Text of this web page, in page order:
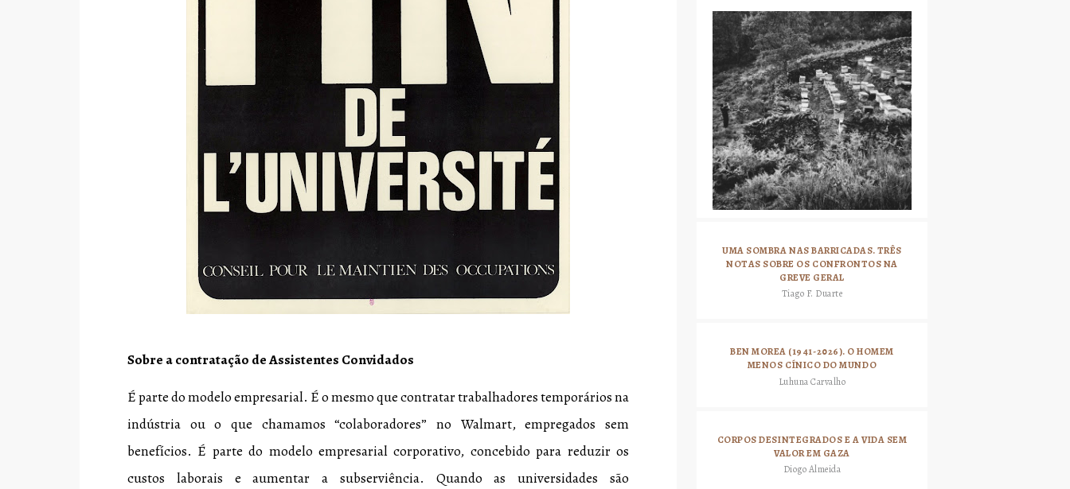
Sobre a contratação de Assistentes Convidados
É parte do modelo empresarial. É o mesmo que contratar trabalhadores temporários na
indústria ou o que chamamos “colaboradores” no Walmart, empregados sem
benefícios. É parte do modelo empresarial corporativo, concebido para reduzir os
custos laborais e aumentar a subserviência. Quando as universidades são
UMA SOMBRA NAS BARRICADAS. TRÊS
NOTAS SOBRE OS CONFRONTOS NA
GREVE GERAL
Tiago F. Duarte
BEN MOREA (1941-2026). O HOMEM
MENOS CÍNICO DO MUNDO
Luhuna Carvalho
CORPOS DESINTEGRADOS E A VIDA SEM
VALOR EM GAZA
Diogo Almeida